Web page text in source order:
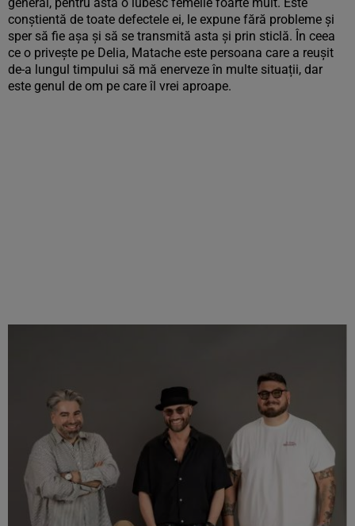
conștientă de toate defectele ei, le expune fără probleme și
sper să fie așa și să se transmită asta și prin sticlă. În ceea
ce o privește pe Delia, Matache este persoana care a reușit
de-a lungul timpului să mă enerveze în multe situații, dar
este genul de om pe care îl vrei aproape.